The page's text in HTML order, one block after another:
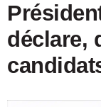
déclare,